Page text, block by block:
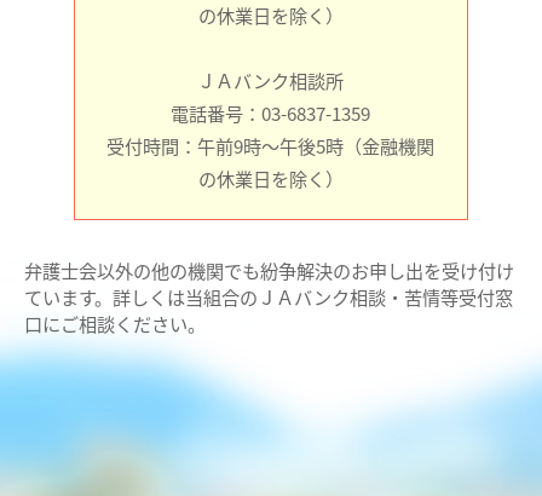
の休業日を除く）
ＪＡバンク相談所
電話番号：03-6837-1359
受付時間：午前9時～午後5時（金融機関
の休業日を除く）
弁護士会以外の他の機関でも紛争解決のお申し出を受け付け
ています。詳しくは当組合のＪＡバンク相談・苦情等受付窓
口にご相談ください。